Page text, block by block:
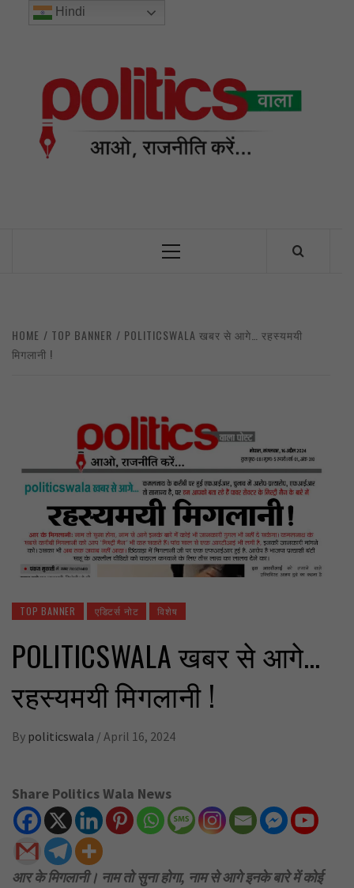
Primary
HOME TOP BANNER
POLITICSWALA खबर से आगे… रहस्यमयी
मिगलानी !
TOP BANNER एडिटर्स नोट विशेष
POLITICSWALA खबर से आगे…
रहस्यमयी मिगलानी !
By politicswala / April 16, 2024
Share Politics Wala News
आर के मिगलानी। नाम तो सुना होगा, नाम से आगे इनके बारे में कोई
Hindi